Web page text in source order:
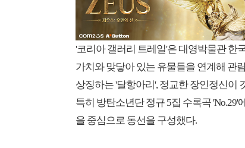
'코리아 갤러리 트레일'은 대영박물관 한
가치와 맞닿아 있는 유물들을 연계해 관
상징하는 '달항아리', 정교한 장인정신이
특히 방탄소년단 정규 5집 수록곡
을 중심으로 동선을 구성했다.